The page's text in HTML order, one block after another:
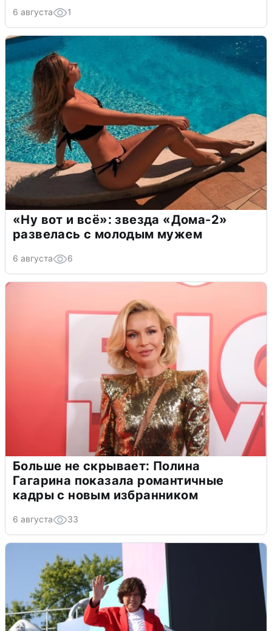
6 августа 1
«Ну вот и всё»: звезда «Дома-2»
развелась с молодым мужем
6 августа 6
Больше не скрывает: Полина
Гагарина показала романтичные
кадры с новым избранником
6 августа 33